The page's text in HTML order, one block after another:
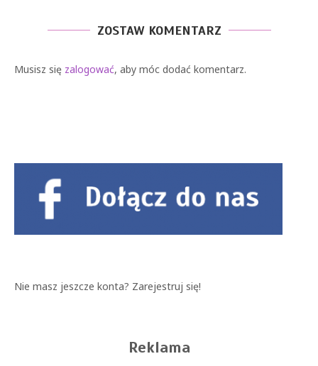
ZOSTAW KOMENTARZ
Musisz się zalogować, aby móc dodać komentarz.
Nie masz jeszcze konta? Zarejestruj się!
Reklama